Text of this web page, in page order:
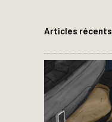
Articles récents